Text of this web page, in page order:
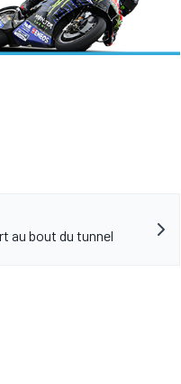
au bout du tunnel